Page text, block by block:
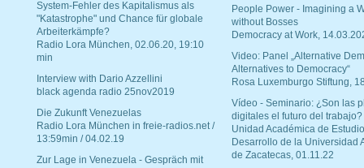
System-Fehler des Kapitalismus als
"Katastrophe" und Chance für globale
Arbeiterkämpfe?
Radio Lora München, 02.06.20, 19:10
min
Interview with Dario Azzellini
black agenda radio 25nov2019
Die Zukunft Venezuelas
Radio Lora München in freie-radios.net /
13:59min / 04.02.19
Zur Lage in Venezuela - Gespräch mit
People Power - Imagining a
without Bosses
Democracy at Work,
Video: Panel „Alternative
Alternatives to Democracy“
Rosa Luxemburgo Stiftung,
Vídeo - Seminario: ¿Son las
digitales el futuro del trabajo?
Unidad Académica de
Desarrollo de la Universidad
de Zacatecas, 01.11.22